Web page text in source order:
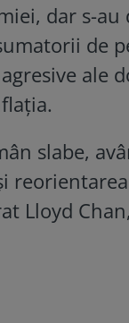
dar s-
de
ale
slabe,
Lloyd